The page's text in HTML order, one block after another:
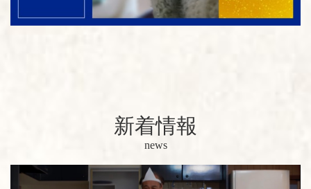
新着情報
news